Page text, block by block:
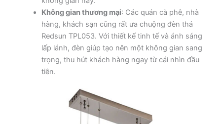
Không gian thương mại: Các quán cà phê, nhà
hàng, khách sạn cũng rất ưa chuộng đèn thả
Redsun TPL053. Với thiết kế tinh tế và ánh sáng
lấp lánh, đèn giúp tạo nên một không gian sang
trọng, thu hút khách hàng ngay từ cái nhìn đầu
tiên.